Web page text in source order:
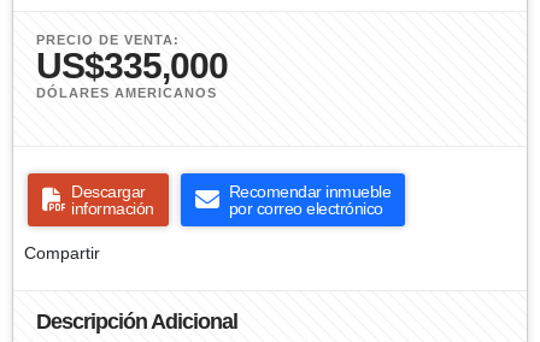
PRECIO DE VENTA:
US$335,000
DÓLARES AMERICANOS
Descargar
información
Recomendar inmueble
por correo electrónico
Compartir
Descripción Adicional